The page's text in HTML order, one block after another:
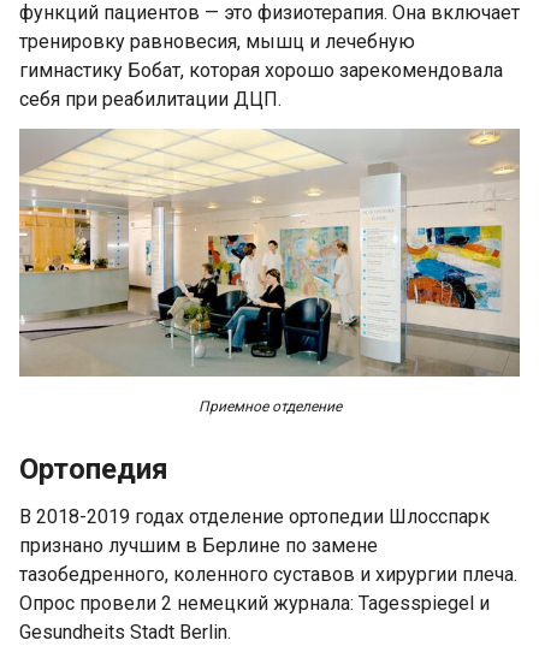
функций пациентов — это физиотерапия. Она включает
тренировку равновесия, мышц и лечебную
гимнастику Бобат, которая хорошо зарекомендовала
себя при реабилитации ДЦП.
Приемное отделение
Ортопедия
В 2018-2019 годах отделение ортопедии Шлосспарк
признано лучшим в Берлине по замене
тазобедренного, коленного суставов и хирургии плеча.
Опрос провели 2 немецкий журнала: Tagesspiegel и
Gesundheits Stadt Berlin.